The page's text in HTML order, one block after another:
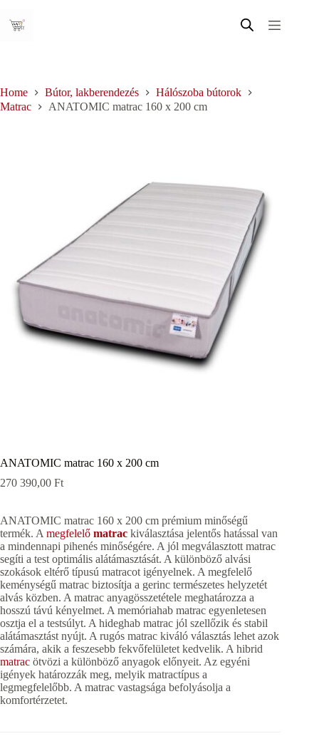
content
Home Bútor, lakberendezés
Hálószoba bútorok
Matrac
ANATOMIC matrac 160 x 200 cm
ANATOMIC matrac 160 x 200 cm
270 390,00 Ft
ANATOMIC matrac 160 x 200 cm prémium minőségű
termék. A megfelelő matrac kiválasztása jelentős hatással van
a mindennapi pihenés minőségére. A jól megválasztott matrac
segíti a test optimális alátámasztását. A különböző alvási
szokások eltérő típusú matracot igényelnek. A megfelelő
keménységű matrac biztosítja a gerinc természetes helyzetét
alvás közben. A matrac anyagösszetétele meghatározza a
hosszú távú kényelmet. A memóriahab matrac egyenletesen
osztja el a testsúlyt. A hideghab matrac jól szellőzik és stabil
alátámasztást nyújt. A rugós matrac kiváló választás lehet azok
számára, akik a feszesebb fekvőfelületet kedvelik. A hibrid
matrac ötvözi a különböző anyagok előnyeit. Az egyéni
igények határozzák meg, melyik matractípus a
legmegfelelőbb. A matrac vastagsága befolyásolja a
komfortérzetet.